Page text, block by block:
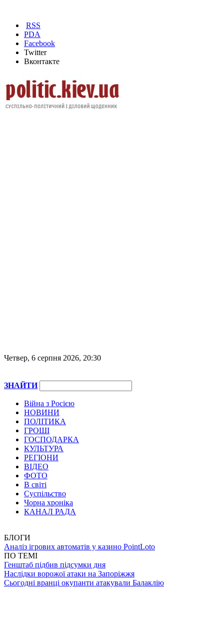
RSS
PDA
Facebook
Twitter
Вконтакте
Четвер, 6 серпня 2026, 20:30
ЗНАЙТИ
Війна з Росією
НОВИНИ
ПОЛІТИКА
ГРОШІ
ГОСПОДАРКА
КУЛЬТУРА
РЕГІОНИ
ВІДЕО
ФОТО
В світі
Суспільство
Чорна хроніка
КАНАЛ РАДА
БЛОГИ
Аналіз ігрових автоматів у казино PointLoto
ПО ТЕМІ
Генштаб підбив підсумки дня
Наслідки ворожої атаки на Запоріжжя
Сьогодні вранці окупанти атакували Балаклію